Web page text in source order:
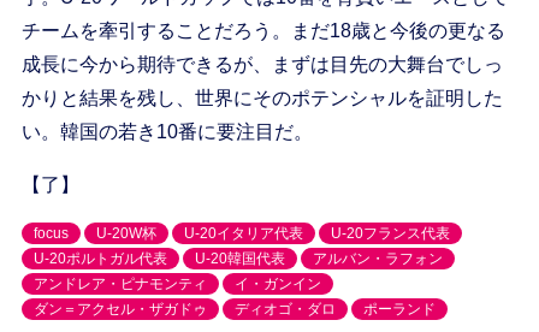
チームを牽引することだろう。まだ18歳と今後の更なる
成長に今から期待できるが、まずは目先の大舞台でしっ
かりと結果を残し、世界にそのポテンシャルを証明した
い。韓国の若き10番に要注目だ。
【了】
focus U-20W杯 U-20イタリア代表
U-20フランス代表
U-20ポルトガル代表
U-20韓国代表
アルバン・ラフォン
アンドレア・ピナモンティ
イ・ガンイン
ダン＝アクセル・ザガドゥ
ディオゴ・ダロ ポーランド